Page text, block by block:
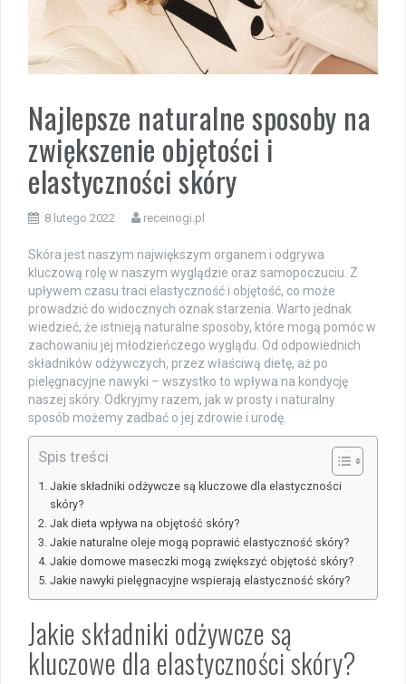
Najlepsze naturalne sposoby na
zwiększenie objętości i
elastyczności skóry
8 lutego 2022 receinogi.pl
Skóra jest naszym największym organem i odgrywa
kluczową rolę w naszym wyglądzie oraz samopoczuciu. Z
upływem czasu traci elastyczność i objętość, co może
prowadzić do widocznych oznak starzenia. Warto jednak
wiedzieć, że istnieją naturalne sposoby, które mogą pomóc w
zachowaniu jej młodzieńczego wyglądu. Od odpowiednich
składników odżywczych, przez właściwą dietę, aż po
pielęgnacyjne nawyki – wszystko to wpływa na kondycję
naszej skóry. Odkryjmy razem, jak w prosty i naturalny
sposób możemy zadbać o jej zdrowie i urodę.
Spis treści
Jakie składniki odżywcze są kluczowe dla elastyczności
skóry?
Jak dieta wpływa na objętość skóry?
Jakie naturalne oleje mogą poprawić elastyczność skóry?
Jakie domowe maseczki mogą zwiększyć objętość skóry?
Jakie nawyki pielęgnacyjne wspierają elastyczność skóry?
Jakie składniki odżywcze są
kluczowe dla elastyczności skóry?